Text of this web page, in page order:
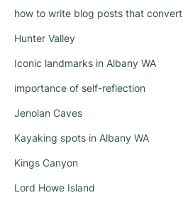
how to write blog posts that convert
Hunter Valley
Iconic landmarks in Albany WA
importance of self-reflection
Jenolan Caves
Kayaking spots in Albany WA
Kings Canyon
Lord Howe Island